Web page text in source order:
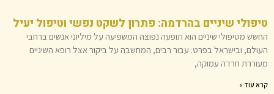
טיפולי שיניים בהרדמה: פתרון לשקט נפשי וטיפול יעיל
החשש מטיפולי שיניים הוא תופעה נפוצה המשפיעה על מיליוני אנשים ברחבי
העולם, ובישראל בפרט. עבור רבים, המחשבה על ביקור אצל רופא השיניים
מעוררת חרדה עמוקה,
קרא עוד »